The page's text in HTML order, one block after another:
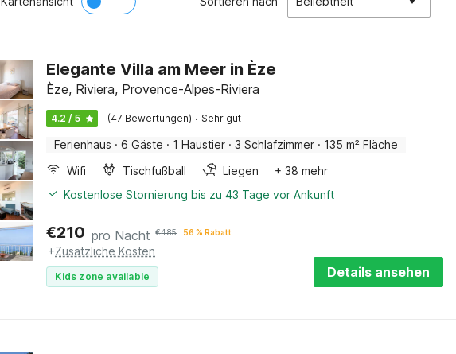
Elegante Villa am Meer in Èze
Èze, Riviera, Provence-Alpes-Riviera
4.2 / 5 (47 Bewertungen) · Sehr gut
Ferienhaus · 6 Gäste · 1 Haustier · 3 Schlafzimmer · 135 m² Fläche
Wifi
Tischfußball Liegen
+ 38 mehr
Kostenlose Stornierung bis zu 43 Tage vor Ankunft
€210 pro Nacht €485 56 % Rabatt
+Zusätzliche Kosten
Kids zone available Details ansehen